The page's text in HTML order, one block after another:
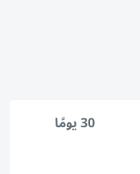
30 يومًا